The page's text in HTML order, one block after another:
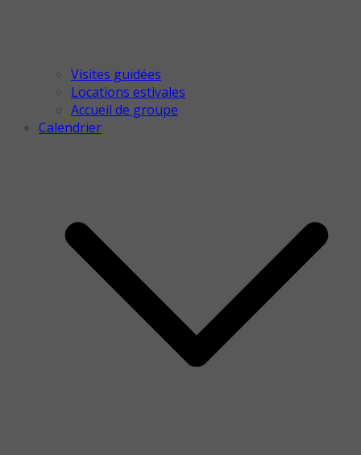
Visites guidées
Locations estivales
Accueil de groupe
Calendrier